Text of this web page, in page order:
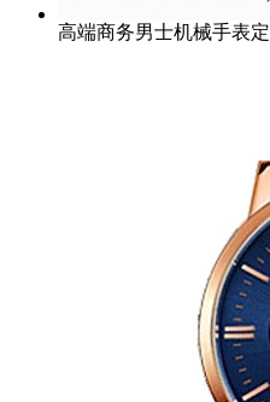
高端商务男士机械手表定